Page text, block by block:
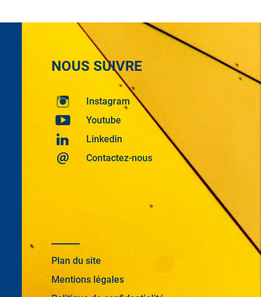
NOUS SUIVRE
Instagram
Youtube
Linkedin
Contactez-nous
Plan du site
Mentions légales